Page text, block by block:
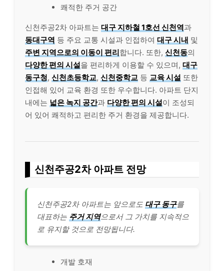
쾌적한 주거 공간
신천주공2차 아파트는 대구 지하철 1호선 신천역과
동대구역 등 주요 교통 시설과 인접하여 대구 시내 및
주변 지역으로의 이동이 편리합니다. 또한, 신천동의
다양한 편의 시설을 편리하게 이용할 수 있으며, 대구
동구청, 신천초등학교, 신천중학교 등 교육 시설 또한
인접해 있어 교육 환경 또한 우수합니다. 아파트 단지
내에는 넓은 녹지 공간과 다양한 편의 시설이 조성되
어 있어 쾌적하고 편리한 주거 환경을 제공합니다.
신천주공2차 아파트 전망
신천주공2차 아파트는 앞으로도 대구 동구를
대표하는 주거 지역으로서 그 가치를 지속적으
로 유지할 것으로 전망됩니다.
개발 호재